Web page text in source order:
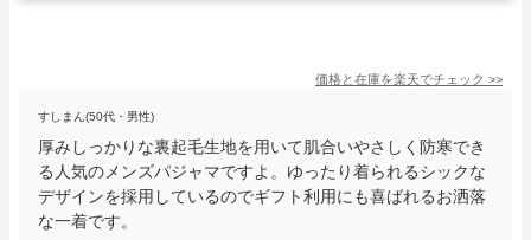
価格と在庫を楽天でチェック >>
すしまん(50代・男性)
厚みしっかりな裏起毛生地を用いて肌合いやさしく防寒でき
る人気のメンズパジャマですよ。ゆったり着られるシックな
デザインを採用しているのでギフト利用にも喜ばれるお洒落
な一着です。